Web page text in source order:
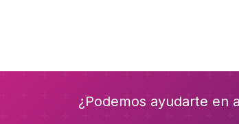
¿Podemos ayudarte en